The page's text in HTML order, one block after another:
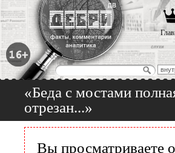
«Беда с мостами
отрезан...»
Вы просматриваете